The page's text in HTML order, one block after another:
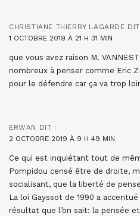
CHRISTIANE THIERRY LAGARDE
1 OCTOBRE 2019 À 21 H 31 MIN
que vous avez raison M.
nombreux à penser comme Eric
pour le défendre car ça va trop
ERWAN DIT :
2 OCTOBRE 2019 À 9 H 49 MIN
Ce qui est inquiétant tout de
Pompidou censé être de droite,
socialisant, que la liberté de
La loi Gayssot de 1990 a
résultat que l’on sait: la pensée